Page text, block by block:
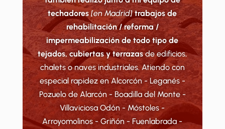
techadores [en Madrid] trabajos de
rehabilitación / reforma /
impermeabilización de todo tipo de
tejados, cubiertas y terrazasde edificios,
chalets o naves industriales. Atiendo con
especial rapidez en Alcorcón - Leganés -
Pozuelo de Alarcón - Boadilla del Monte -
Villaviciosa Odón - Móstoles -
Arroyomolinos - Griñón - Fuenlabrada -